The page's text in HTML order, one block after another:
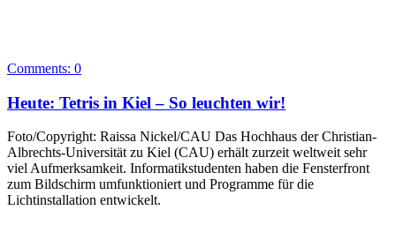
Comments: 0
Heute: Tetris in Kiel – So leuchten wir!
Foto/Copyright: Raissa Nickel/CAU Das Hochhaus der Christian-
Albrechts-Universität zu Kiel (CAU) erhält zurzeit weltweit sehr
viel Aufmerksamkeit. Informatikstudenten haben die Fensterfront
zum Bildschirm umfunktioniert und Programme für die
Lichtinstallation entwickelt.